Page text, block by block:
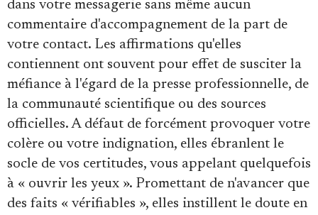
dans votre messagerie sans même aucun
commentaire d'accompagnement de la part de
votre contact. Les affirmations qu'elles
contiennent ont souvent pour effet de susciter la
méfiance à l'égard de la presse professionnelle, de
la communauté scientifique ou des sources
officielles. A défaut de forcément provoquer votre
colère ou votre indignation, elles ébranlent le
socle de vos certitudes, vous appelant quelquefois
à « ouvrir les yeux ». Promettant de n'avancer que
des faits « vérifiables », elles instillent le doute en